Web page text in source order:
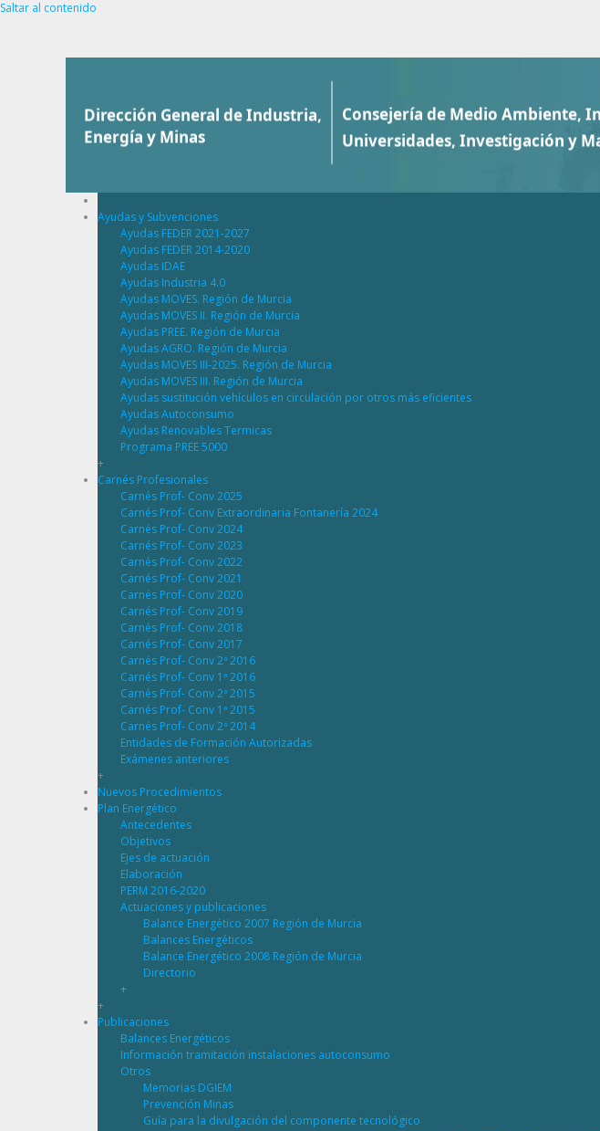
Saltar al contenido
Ayudas y Subvenciones
Ayudas FEDER 2021-2027
Ayudas FEDER 2014-2020
Ayudas IDAE
Ayudas Industria 4.0
Ayudas MOVES. Región de Murcia
Ayudas MOVES II. Región de Murcia
Ayudas PREE. Región de Murcia
Ayudas AGRO. Región de Murcia
Ayudas MOVES III-2025. Región de Murcia
Ayudas MOVES III. Región de Murcia
Ayudas sustitución vehículos en circulación por otros más eficientes
Ayudas Autoconsumo
Ayudas Renovables Termicas
Programa PREE 5000
+
Carnés Profesionales
Carnés Prof- Conv 2025
Carnés Prof- Conv Extraordinaria Fontanería 2024
Carnés Prof- Conv 2024
Carnés Prof- Conv 2023
Carnés Prof- Conv 2022
Carnés Prof- Conv 2021
Carnés Prof- Conv 2020
Carnés Prof- Conv 2019
Carnés Prof- Conv 2018
Carnés Prof- Conv 2017
Carnés Prof- Conv 2ª 2016
Carnés Prof- Conv 1ª 2016
Carnés Prof- Conv 2ª 2015
Carnés Prof- Conv 1ª 2015
Carnés Prof- Conv 2ª 2014
Entidades de Formación Autorizadas
Exámenes anteriores
+
Nuevos Procedimientos
Plan Energético
Antecedentes
Objetivos
Ejes de actuación
Elaboración
PERM 2016-2020
Actuaciones y publicaciones
Balance Energético 2007 Región de Murcia
Balances Energéticos
Balance Energético 2008 Región de Murcia
Directorio
+
+
Publicaciones
Balances Energéticos
Información tramitación instalaciones autoconsumo
Otros
Memorias DGIEM
Prevención Minas
Guía para la divulgación del componente tecnológico